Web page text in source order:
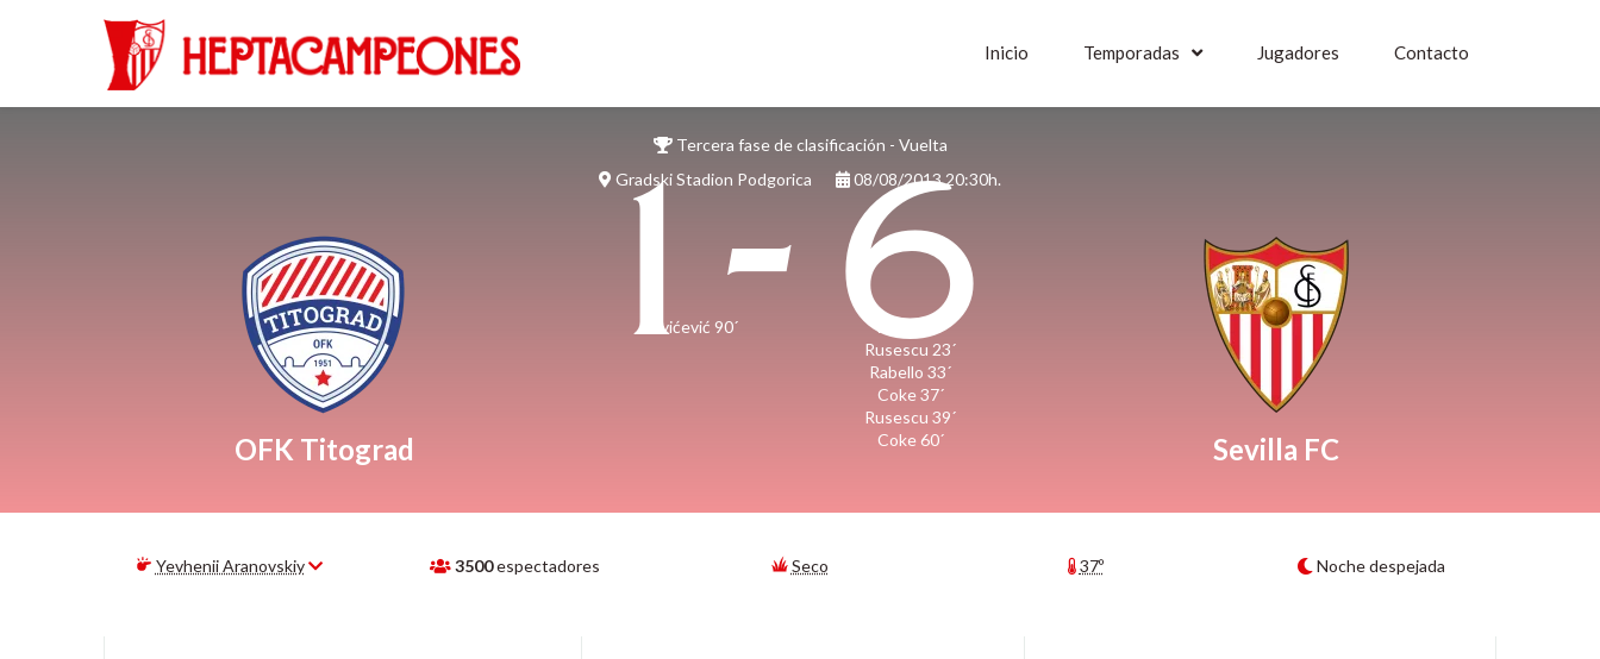
Inicio Temporadas Jugadores Contacto
Tercera fase de clasificación - Vuelta
Gradski Stadion Podgorica
08/08/2013 20:30h.
OFK Titograd
1 - 6
Pavićević 90´
Vitolo 10´
Rusescu 23´
Rabello 33´
Coke 37´
Rusescu 39´
Coke 60´
Sevilla FC
Yevhenii Aranovskiy 3500espectadores Seco 37º Noche despejada